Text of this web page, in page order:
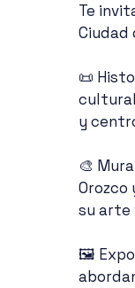
Te
Ciudad
📜
cultural
y
🎨
Orozco
su arte
🖼️